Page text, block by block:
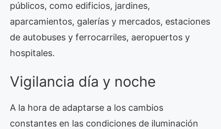
públicos, como edificios, jardines,
aparcamientos, galerías y mercados, estaciones
de autobuses y ferrocarriles, aeropuertos y
hospitales.
Vigilancia día y noche
A la hora de adaptarse a los cambios
constantes en las condiciones de iluminación